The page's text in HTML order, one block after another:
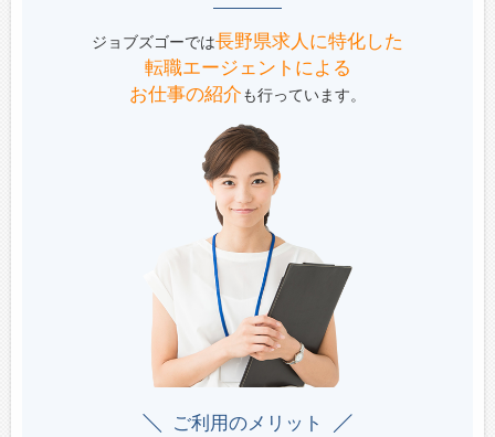
ジョブズゴーでは長野県求人に特化した
転職エージェントによる
お仕事の紹介も行っています。
ご利用のメリット